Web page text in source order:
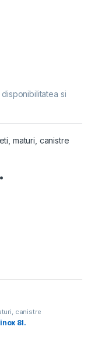
si
maturi, canistre
canistre
8l.